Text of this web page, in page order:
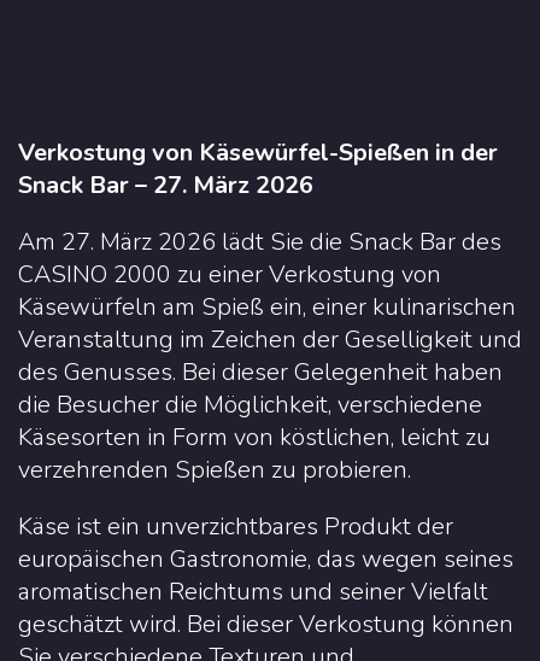
Verkostung von Käsewürfel-Spießen in der
Snack Bar – 27. März 2026
Am 27. März 2026 lädt Sie die Snack Bar des
CASINO 2000 zu einer Verkostung von
Käsewürfeln am Spieß ein, einer kulinarischen
Veranstaltung im Zeichen der Geselligkeit und
des Genusses. Bei dieser Gelegenheit haben
die Besucher die Möglichkeit, verschiedene
Käsesorten in Form von köstlichen, leicht zu
verzehrenden Spießen zu probieren.
Käse ist ein unverzichtbares Produkt der
europäischen Gastronomie, das wegen seines
aromatischen Reichtums und seiner Vielfalt
geschätzt wird. Bei dieser Verkostung können